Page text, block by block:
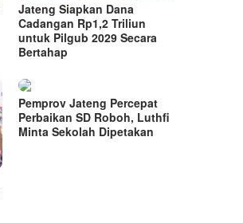
Jateng Siapkan Dana
Cadangan Rp1,2 Triliun
untuk Pilgub 2029 Secara
Bertahap
Pemprov Jateng Percepat
Perbaikan SD Roboh, Luthfi
Minta Sekolah Dipetakan